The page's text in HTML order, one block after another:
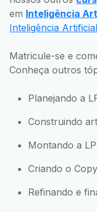
em Inteligência
Inteligência Artificial
Matricule-se e
Conheça outros
Planejando a
Construindo
Montando a
Criando o Copy
Refinando e